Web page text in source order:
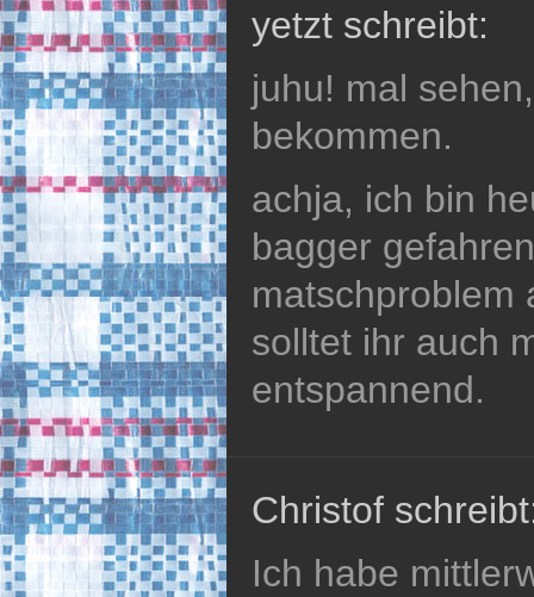
yetzt schreibt:
juhu! mal
bekommen.
achja, ich bin
bagger
matschproblem
solltet ihr auch
entspannend.
Christof
Ich habe